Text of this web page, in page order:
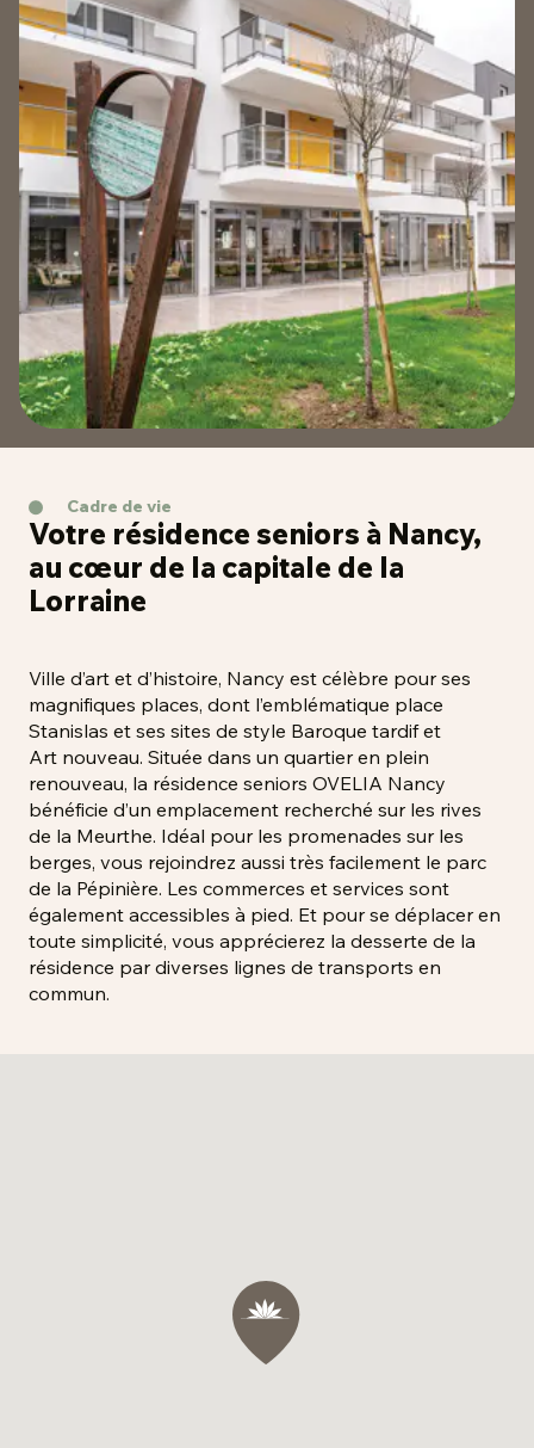
Cadre de vie
Votre résidence seniors à Nancy,
au cœur de la capitale de la
Lorraine
Ville d’art et d’histoire, Nancy est célèbre pour ses
magnifiques places, dont l’emblématique place
Stanislas et ses sites de style Baroque tardif et
Art nouveau. Située dans un quartier en plein
renouveau, la résidence seniors OVELIA Nancy
bénéficie d’un emplacement recherché sur les rives
de la Meurthe. Idéal pour les promenades sur les
berges, vous rejoindrez aussi très facilement le parc
de la Pépinière. Les commerces et services sont
également accessibles à pied. Et pour se déplacer en
toute simplicité, vous apprécierez la desserte de la
résidence par diverses lignes de transports en
commun.